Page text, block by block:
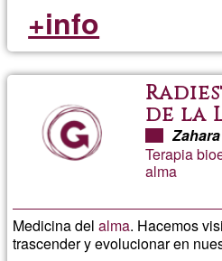
+info
de la
Terapia
alma
Medicina delalma. Hacemos
trascender y evolucionar en